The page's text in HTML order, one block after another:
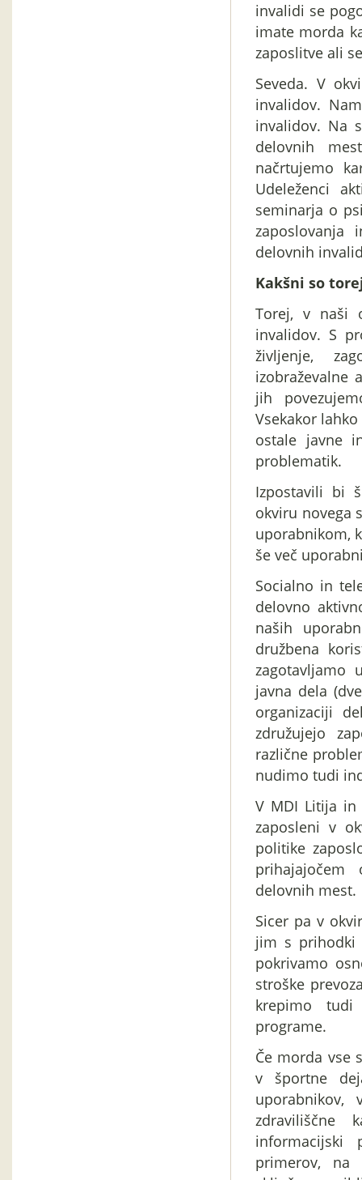
invalidi se
imate morda
zaposlitve ali
Seveda. V
invalidov.
invalidov. Na
delovnih
načrtujemo
Udeleženci
seminarja o
zaposlovanja
delovnih
Kakšni so
Torej, v naši
invalidov. S
življenje,
izobraževalne
jih
Vsekakor
ostale javne
problematik.
Izpostavili bi
okviru novega
uporabnikom,
še več
Socialno in
delovno
naših
družbena
zagotavljamo
javna dela
organizaciji
združujejo
različne
nudimo tudi
V MDI Litija in
zaposleni v
politike
delovnih mest.
Sicer pa v
jim s prihodki
pokrivamo
stroške
krepimo tudi
programe.
Če morda vse
v športne
uporabnikov,
zdraviliščne
primerov, na